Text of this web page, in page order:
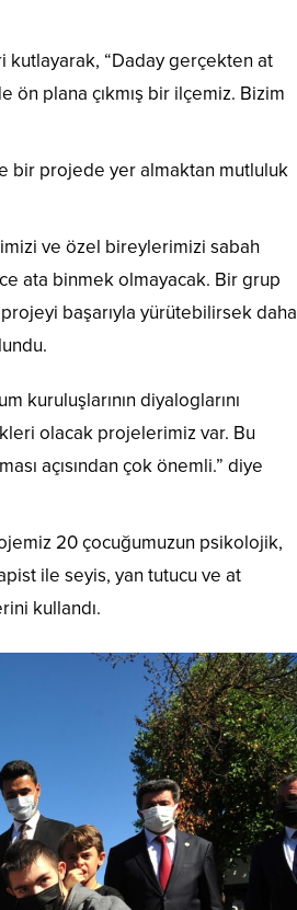
“Daday gerçekten at
plana çıkmış bir ilçemiz. Bizim
bir projede yer almaktan mutluluk
ve özel bireylerimizi sabah
ata binmek olmayacak. Bir grup
başarıyla yürütebilirsek daha
kuruluşlarının diyaloglarını
olacak projelerimiz var. Bu
açısından çok önemli.” diye
20 çocuğumuzun psikolojik,
ile seyis, yan tutucu ve at
kullandı.